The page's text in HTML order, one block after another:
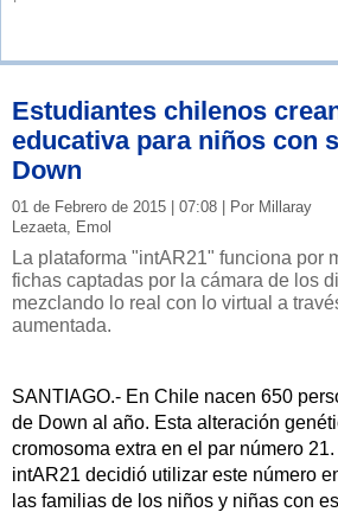
Estudiantes chilenos
educativa para niños con
Down
01 de Febrero de 2015 | 07:08 | Por Millaray
Lezaeta, Emol
La plataforma "intAR21" funciona por
fichas captadas por la cámara de los
mezclando lo real con lo virtual a
aumentada.
SANTIAGO.- En Chile nacen 650
de Down al año. Esta alteración
cromosoma extra en el par número
intAR21 decidió utilizar este número
las familias de los niños y niñas con